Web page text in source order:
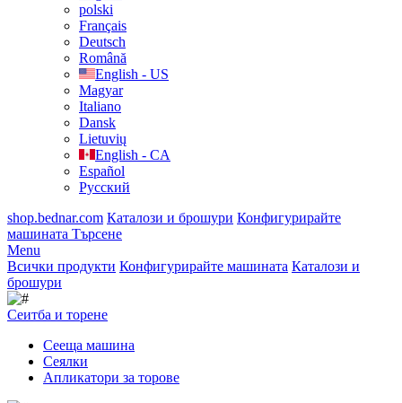
polski
Français
Deutsch
Română
English - US
Magyar
Italiano
Dansk
Lietuvių
English - CA
Español
Русский
shop.bednar.com Каталози и брошури Конфигурирайте
машината Търсене
Menu
Всички продукти Конфигурирайте машината Каталози и
брошури
Сеитба и торене
Cееща машина
Cеялки
Апликатори за торове